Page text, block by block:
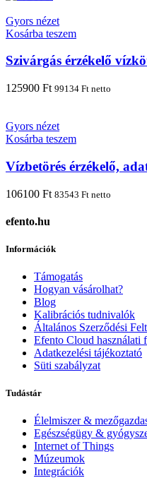
Gyors nézet
Kosárba teszem
Szivárgás érzékelő
125900 Ft 99134 Ft netto
Gyors nézet
Kosárba teszem
Vízbetörés érzékelő,
106100 Ft 83543 Ft netto
efento.hu
Információk
Támogatás
Hogyan vásárolhat?
Blog
Kalibrációs tudnivalók
Általános Szerződési
Efento Cloud használati
Adatkezelési tájékoztató
Süti szabályzat
Tudástár
Élelmiszer &
Egészségügy &
Internet of Things
Múzeumok
Integrációk